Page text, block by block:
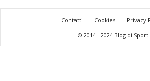
Contatti Cookies
Privacy
© 2014 - 2024 Blog di Sport